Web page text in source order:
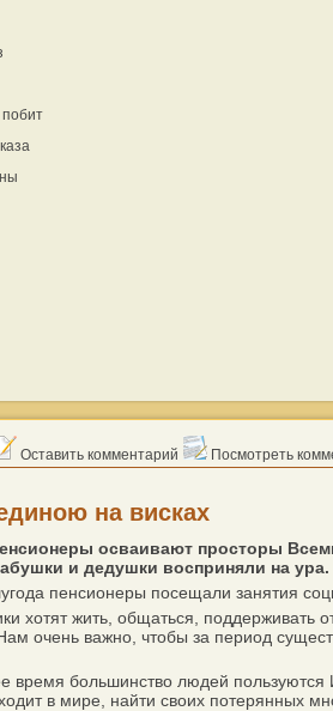
Оставить комментарий
Посмотреть
на висках
осваивают просторы
и дедушки восприняли на ура.
пенсионеры посещали занятия
хотят жить, общаться, поддерживать
очень важно, чтобы за период
большинство людей пользуются
в мире, найти своих потерянных